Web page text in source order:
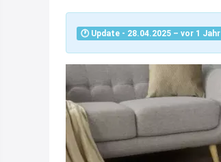
🕐 Update - 28.04.2025 – vor 1 Jahr